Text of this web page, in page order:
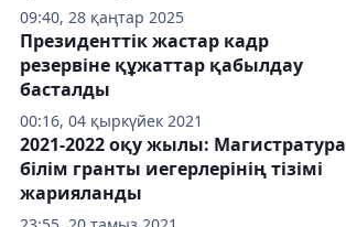
09:40, 28 қаңтар 2025
00:16, 04 қыркүйек 2021
Президенттік жастар кадр
резервіне құжаттар қабылдау
басталды
2021-2022 оқу жылы: Магистратура
білім гранты иегерлерінің тізімі
жарияланды